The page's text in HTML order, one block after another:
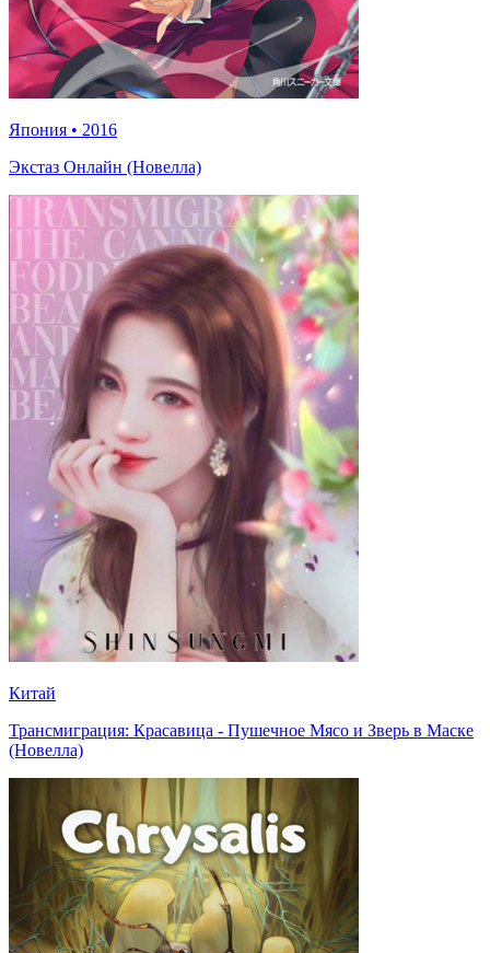
Япония • 2016
Экстаз Онлайн (Новелла)
Китай
Трансмиграция: Красавица - Пушечное Мясо и Зверь в Маске
(Новелла)